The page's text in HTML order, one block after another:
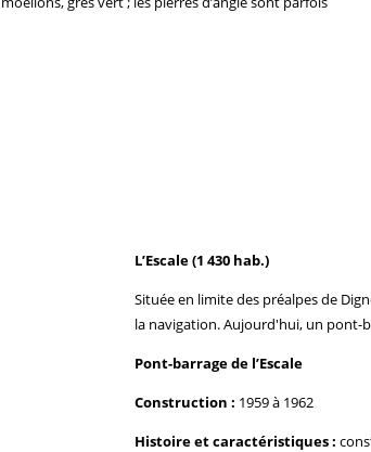
L’Escale (1 430 hab.)
Située en limite des préalpes de
la navigation. Aujourd'hui, un pont-
Pont-barrage de l’Escale
Construction : 1959 à 1962
Histoire et caractéristiques :